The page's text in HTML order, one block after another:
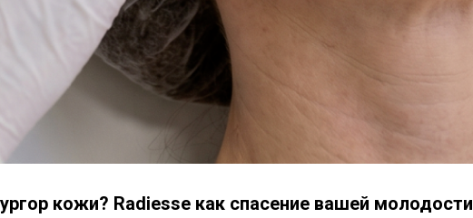
кожи? Radiesse как спасение вашей молодости